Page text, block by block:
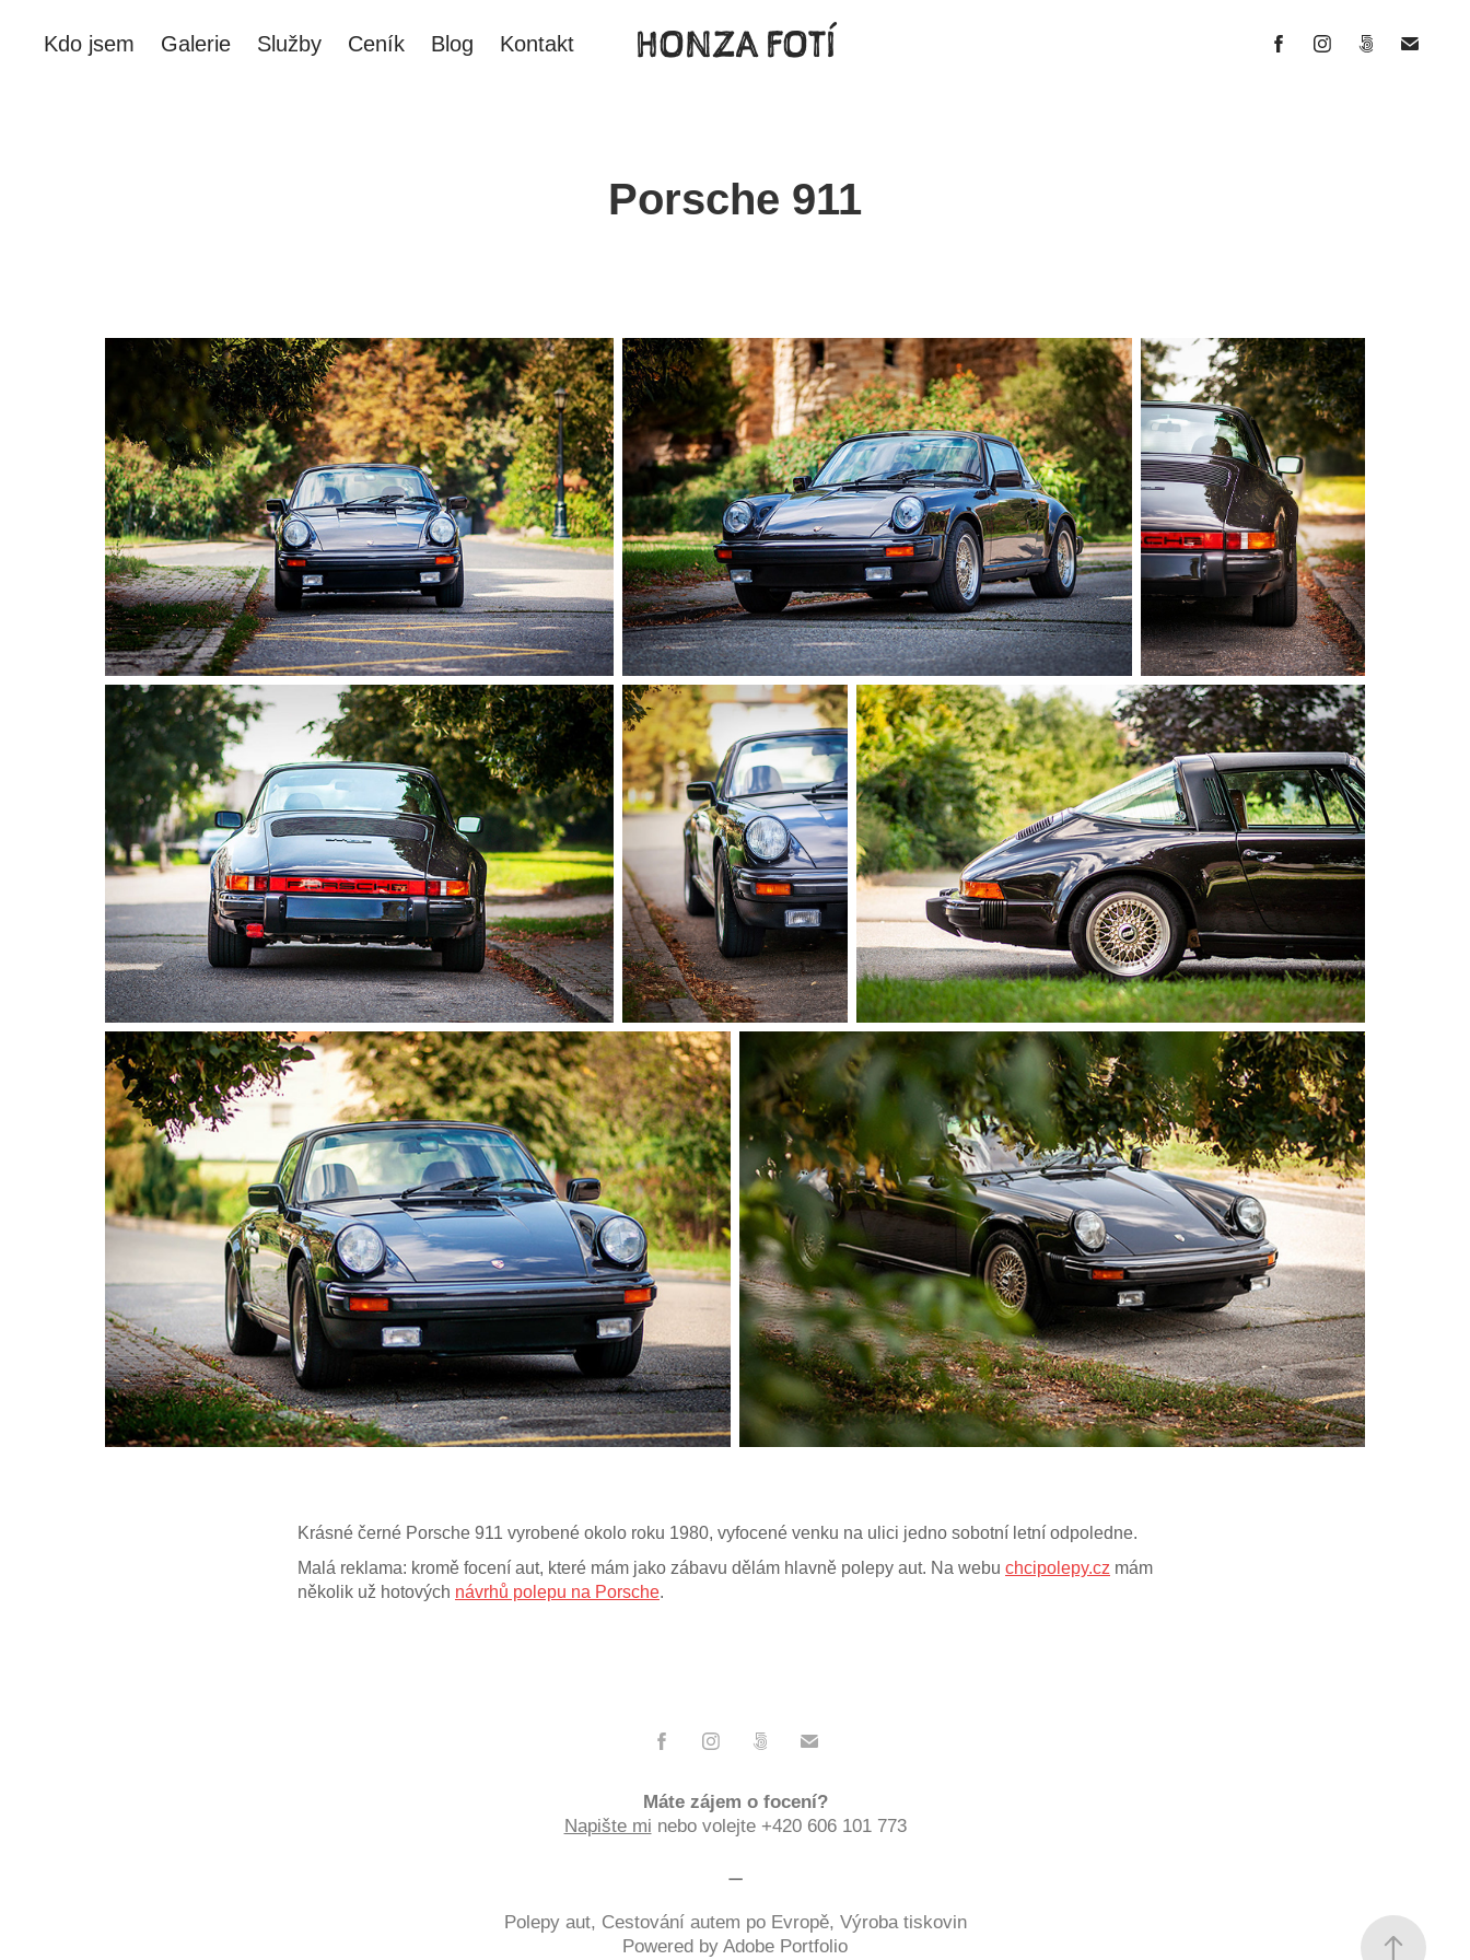
Kdo jsem Galerie Služby Ceník Blog Kontakt HONZA FOTÍ
Porsche 911
Krásné černé Porsche 911 vyrobené okolo roku 1980, vyfocené venku na ulici jedno sobotní letní odpoledne.
Malá reklama: kromě focení aut, které mám jako zábavu dělám hlavně polepy aut. Na webu chcipolepy.cz mám
několik už hotových návrhů polepu na Porsche.
Máte zájem o focení?
Napište mi nebo volejte +420 606 101 773
⚊
Polepy aut, Cestování autem po Evropě, Výroba tiskovin
Powered by Adobe Portfolio